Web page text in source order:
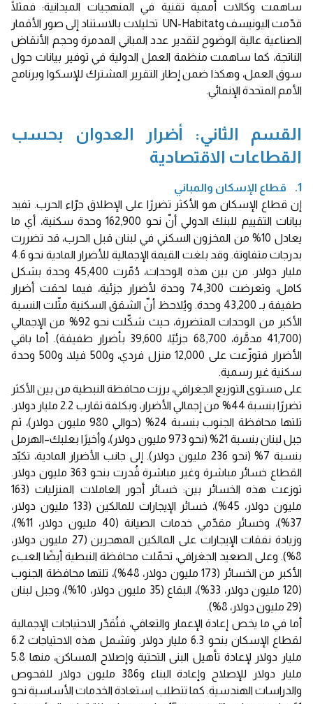
ساهمت وكالات أممية تقنية في المنهجيات الميدانية: فمثلًا
قدّمت اليونيسف وUN-Habitat تحليلات بالاستناد إلى صور الأقمار
الصناعية عالية الوضوح لتقدير عدد المباني المدمرة وحجم الأنقاض
الناتجة، كما ساهمت منظمة العمل الدولية في توفير بيانات حول
سوق العمل، وهكذا ضمن إطار التقرير المشترك للإسكوا وبرنامج
الأمم المتحدة الإنمائي.
القسم الثاني: أضرار العدوان بحسب
القطاعات الاقتصادية
1. قطاع الإسكان والمباني
إن قطاع الإسكان هو الأكثر تضررًا على الإطلاق جرّاء الحرب. تفيد
بيانات التقييم للبنك الدولي أنّ نحو 162,900 وحدة سكنية، أي ما
يعادل 10% من المخزون السكني في لبنان قبل الحرب، قد تضررت
بدرجات متفاوتة. وقد بلغت القيمة الإجمالية للأضرار المادية نحو 4.6
مليار دولار. من بين هذه الوحدات، دُمّرت 45,400 وحدة بشكل
كامل، وتعرضت 74,300 وحدة لأضرار جزئية، فيما لحقت أضرار
طفيفة بـ 43,200 وحدة. ويُلاحظ أنّ الشقق السكنية مثّلت النسبة
الأكبر من الوحدات المتضررة، حيث شكّلت نحو 92% من الإجمالي
(41,700 مدمَّرة، 68,700 جزئيًا، 39,600 بأضرار طفيفة). أما باقي
الأضرار فتوزّعت على 12,000 منزل فردي، و500 فيلا، و500 وحدة
سكنية غير رسمية.
على مستوى التوزيع الجغرافي، برزت محافظة النبطية من بين الأكثر
تضررًا بنسبة 44% من إجمالي الأضرار، وبكلفة تقارب 2.2 مليار دولار.
تلتها محافظة الجنوب بنسبة 24% (حوالي 980 مليون دولار)، ثم
جبل لبنان بنسبة 21% (نحو 973 مليون دولار)، وأخيرًا بعلبك–الهرمل
بنسبة 7% (نحو 236 مليون دولار). إلى جانب الأضرار المادية، تكبّد
القطاع خسائر مباشرة وغير مباشرة قُدرت بنحو 363 مليون دولار.
توزعت هذه الخسائر بين: خسائر أجور العاملات المنزليات (163
مليون دولار، 45%)، خسائر الإيجارات للمالكين (133 مليون دولار،
37%)، وخسائر مقدّمي خدمات الصيانة (40 مليون دولار، 11%)،
وزيادة نفقات الإيجارات على المالكين المهجرين (27 مليون دولار،
8%). وعلى الصعيد الجغرافي، تحمّلت محافظة النبطية أيضًا العبء
الأكبر من الخسائر (173 مليون دولار، 48%)، تلتها محافظة الجنوب
(120 مليون دولار، 33%)، البقاع (35 مليون دولار، 10%)، وجبل لبنان
(29 مليون دولار، 8%).
أما في ما يخص إعادة الإعمار والتعافي، فتُقدّر الاحتياجات الإجمالية
لقطاع الإسكان بنحو 6.3 مليار دولار. وتشمل هذه الاحتياجات 6.2
مليار دولار لإعادة تأهيل البنى التحتية وإصلاح المساكن، منها 5.8
مليار دولار للإصلاح وإعادة البناء و386 مليون دولار للفحوص
والدراسات الهندسية. كما تتطلب استعادة الخدمات الأساسية نحو